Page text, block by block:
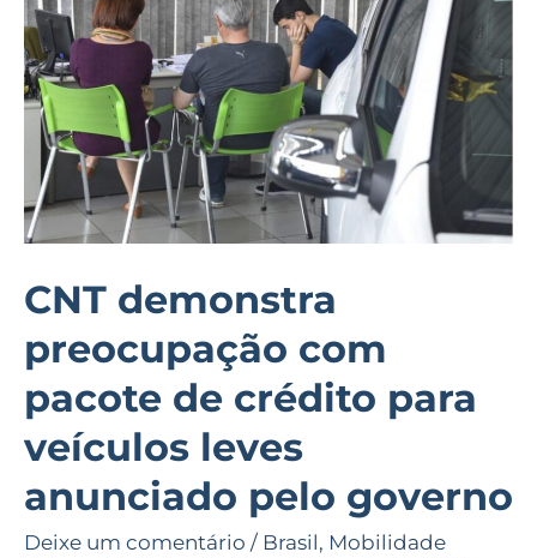
CNT demonstra
preocupação com
pacote de crédito para
veículos leves
anunciado pelo governo
Deixe um comentário / Brasil, Mobilidade
pacote
de
crédito
para
veículos
leves
anunciado
governo